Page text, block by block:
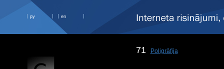
ру en
71 Poligrāfija